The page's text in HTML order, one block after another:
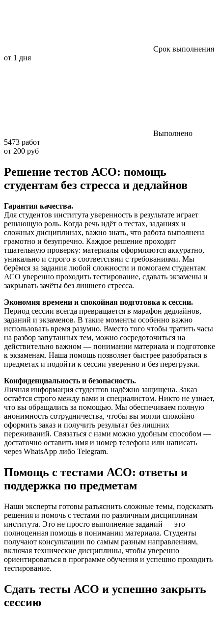
Срок выполнения
от 1 дня
Выполнено
5473 работ
от 200 руб
Решение тестов АСО: помощь
студентам без стресса и дедлайнов
Гарантия качества.
Для студентов института уверенность в результате играет
решающую роль. Когда речь идёт о тестах, заданиях и
сложных дисциплинах, важно знать, что работа выполнена
грамотно и безупречно. Каждое решение проходит
тщательную проверку: материалы оформляются аккуратно,
уникально и строго в соответствии с требованиями. Мы
берёмся за задания любой сложности и помогаем студентам
АСО уверенно проходить тестирование, сдавать экзамены и
закрывать зачёты без лишнего стресса.
Экономия времени и спокойная подготовка к сессии.
Период сессии всегда превращается в марафон дедлайнов,
заданий и экзаменов. В такие моменты особенно важно
использовать время разумно. Вместо того чтобы тратить часы
на разбор запутанных тем, можно сосредоточиться на
действительно важном — понимании материала и подготовке
к экзаменам. Наша помощь позволяет быстрее разобраться в
предметах и подойти к сессии уверенно и без перегрузки.
Конфиденциальность и безопасность.
Личная информация студентов надёжно защищена. Заказ
остаётся строго между вами и специалистом. Никто не узнает,
что вы обращались за помощью. Мы обеспечиваем полную
анонимность сотрудничества, чтобы вы могли спокойно
оформить заказ и получить результат без лишних
переживаний. Связаться с нами можно удобным способом —
достаточно оставить имя и номер телефона или написать
через WhatsApp либо Telegram.
Помощь с тестами АСО: ответы и
поддержка по предметам
Наши эксперты готовы разъяснить сложные темы, подсказать
решения и помочь с тестами по различным дисциплинам
института. Это не просто выполнение заданий — это
полноценная помощь в понимании материала. Студенты
получают консультации по самым разным направлениям,
включая технические дисциплины, чтобы уверенно
ориентироваться в программе обучения и успешно проходить
тестирование.
Сдать тесты АСО и успешно закрыть
сессию